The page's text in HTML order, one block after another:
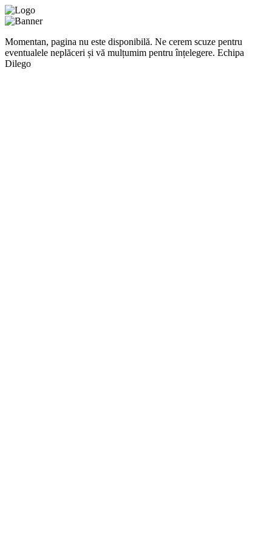
Momentan, pagina nu este disponibilă. Ne cerem scuze pentru
eventualele neplăceri și vă mulțumim pentru înțelegere. Echipa
Dilego